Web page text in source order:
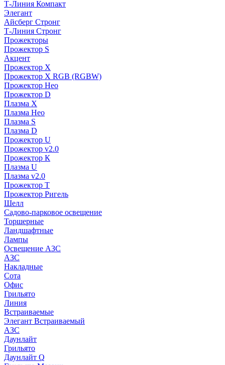
Т-Линия Компакт
Элегант
Айсберг Стронг
Т-Линия Стронг
Прожекторы
Прожектор S
Акцент
Прожектор X
Прожектор Х RGB (RGBW)
Прожектор Нео
Прожектор D
Плазма X
Плазма Нео
Плазма S
Плазма D
Прожектор U
Прожектор v2.0
Прожектор К
Плазма U
Плазма v2.0
Прожектор Т
Прожектор Ригель
Шелл
Садово-парковое освещение
Торшерные
Ландшафтные
Лампы
Освещение АЗС
АЗС
Накладные
Сота
Офис
Грильято
Линия
Встраиваемые
Элегант Встраиваемый
АЗС
Даунлайт
Грильято
Даунлайт Q